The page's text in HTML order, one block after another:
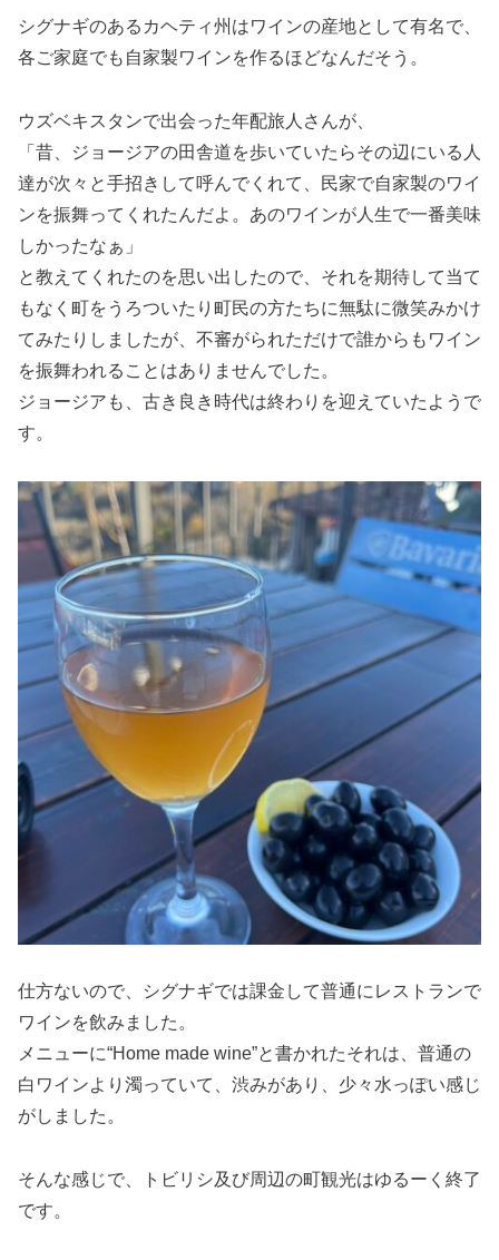
シグナギのあるカヘティ州はワインの産地として有名で、
各ご家庭でも自家製ワインを作るほどなんだそう。
ウズベキスタンで出会った年配旅人さんが、
「昔、ジョージアの田舎道を歩いていたらその辺にいる人
達が次々と手招きして呼んでくれて、民家で自家製のワイ
ンを振舞ってくれたんだよ。あのワインが人生で一番美味
しかったなぁ」
と教えてくれたのを思い出したので、それを期待して当て
もなく町をうろついたり町民の方たちに無駄に微笑みかけ
てみたりしましたが、不審がられただけで誰からもワイン
を振舞われることはありませんでした。
ジョージアも、古き良き時代は終わりを迎えていたようで
す。
仕方ないので、シグナギでは課金して普通にレストランで
ワインを飲みました。
メニューに“Home made wine”と書かれたそれは、普通の
白ワインより濁っていて、渋みがあり、少々水っぽい感じ
がしました。
そんな感じで、トビリシ及び周辺の町観光はゆるーく終了
です。